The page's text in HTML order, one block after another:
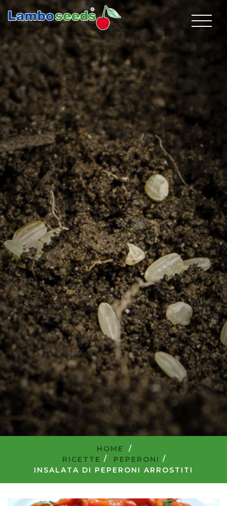
HOME
/
RICETTE
PEPERONI
INSALATA DI PEPERONI ARROSTITI